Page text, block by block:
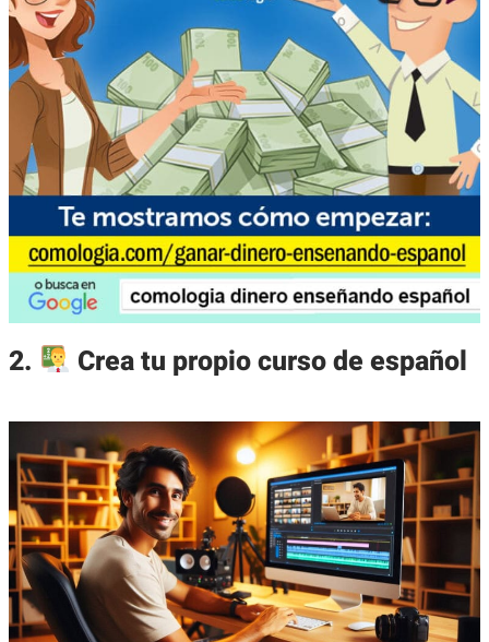
2. Crea tu propio curso de español